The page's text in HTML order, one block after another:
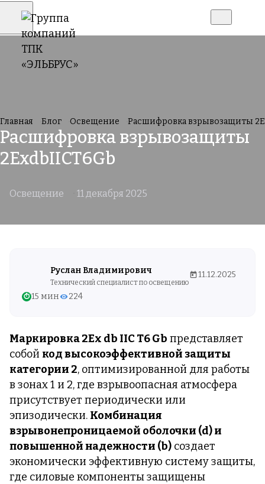
Главная Блог Освещение Расшифровка взрывозащиты
Расшифровка взрывозащиты
2ExdbIICT6Gb
Освещение 11 декабря 2025
Руслан Владимирович
Технический специалист по освещению
11.12.2025
⏱ 15 мин 224
Маркировка 2Ex db IIC T6 Gb представляет
собой код высокоэффективной защиты
категории 2, оптимизированной для работы
в зонах 1 и 2, где взрывоопасная атмосфера
присутствует периодически или
эпизодически. Комбинация
взрывонепроницаемой оболочки (d) и
повышенной надежности (b) создает
экономически эффективную систему защиты,
где силовые компоненты защищены